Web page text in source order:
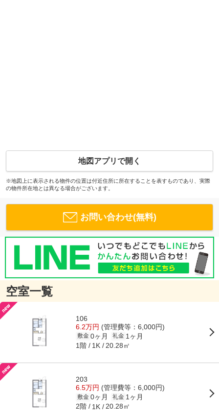
地図アプリで開く
※地図上に表示される物件の位置は付近住所に所在することを表すものであり、実際
の物件所在地とは異なる場合がございます。
お問い合わせ(無料)
空室一覧
106
6.2万円 (管理費等：6,000円)
敷金 0ヶ月 礼金 1ヶ月
1階 1K 20.28㎡
203
6.5万円 (管理費等：6,000円)
敷金 0ヶ月 礼金 1ヶ月
2階 1K 20.28㎡